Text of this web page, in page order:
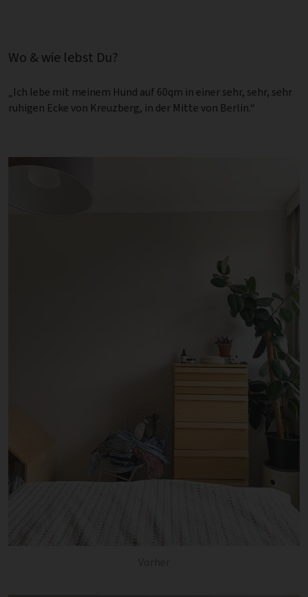
Wo & wie lebst Du?
„Ich lebe mit meinem Hund auf 60qm in einer sehr, sehr, sehr
ruhigen Ecke von Kreuzberg, in der Mitte von Berlin.“